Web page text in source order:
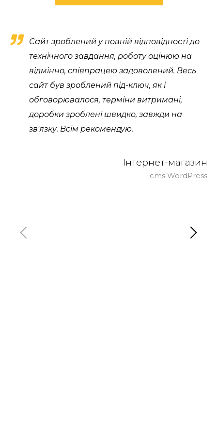
Сайт зроблений у повній відповідності до
технічного завдання, роботу оцінюю на
відмінно, співпрацею задоволений. Весь
сайт був зроблений під-ключ, як і
обговорювалося, терміни витримані,
доробки зроблені швидко, завжди на
зв'язку. Всім рекомендую.
Інтернет-магазин
cms WordPress